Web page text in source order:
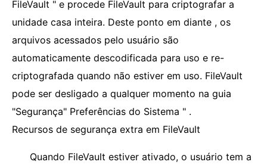
FileVault " e procede FileVault para criptografar a
unidade casa inteira. Deste ponto em diante , os
arquivos acessados ​​pelo usuário são
automaticamente descodificada para uso e re-
criptografada quando não estiver em uso. FileVault
pode ser desligado a qualquer momento na guia
"Segurança" Preferências do Sistema " .
Recursos de segurança extra em FileVault
Quando FileVault estiver ativado, o usuário tem a